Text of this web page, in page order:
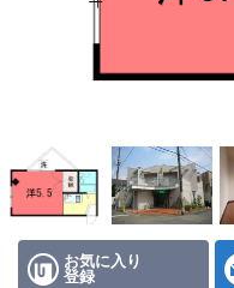
特選物件
ハウスメーカー施工特
路線·駅から探す
IT重説について
お気に入り
登録